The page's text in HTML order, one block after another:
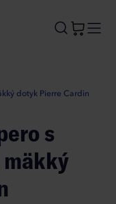
dotyk Pierre Cardin